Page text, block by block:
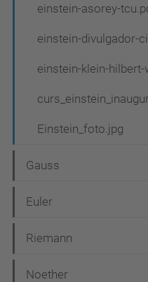
einstein-asorey-
einstein-divulgador-
einstein-klein-
Einstein_foto.jpg
Gauss
Euler
Riemann
Noether